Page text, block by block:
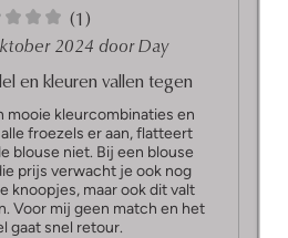
(1)
2024 door Day
en kleuren vallen tegen
mooie kleurcombinaties en
froezels er aan, flatteert
blouse niet. Bij een blouse
prijs verwacht je ook nog
knoopjes, maar ook dit valt
Voor mij geen match en het
gaat snel retour.